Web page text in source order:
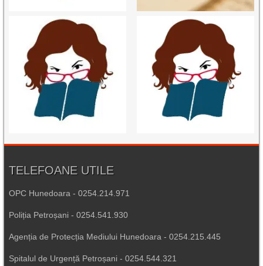
TELEFOANE UTILE
OPC Hunedoara - 0254.214.971
Poliția Petroșani - 0254.541.930
Agenția de Protecția Mediului Hunedoara - 0254.215.445
Spitalul de Urgență Petroșani - 0254.544.321